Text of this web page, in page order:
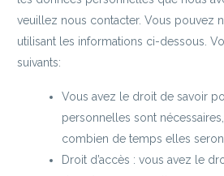
veuillez nous contacter. Vous pouvez
utilisant les informations ci-dessous.
suivants:
Vous avez le droit de savoir
personnelles sont
combien de temps elles
Droit d’accès : vous avez le